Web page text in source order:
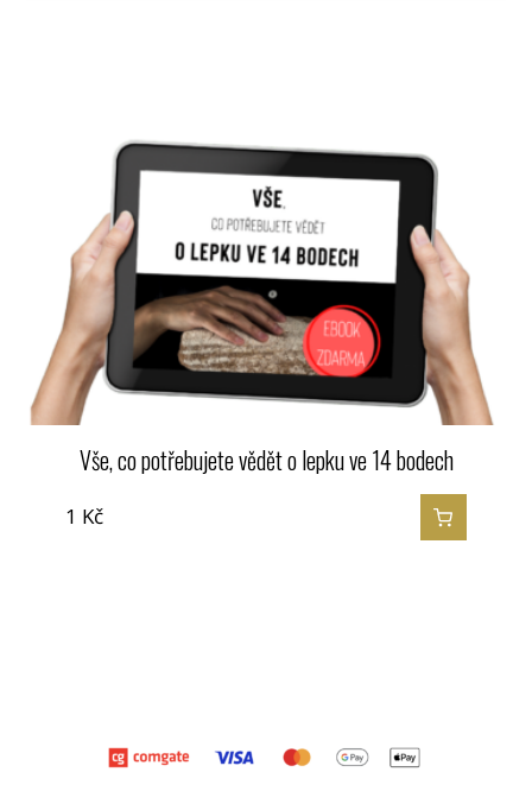
Vše, co potřebujete vědět o lepku ve 14 bodech
1 Kč